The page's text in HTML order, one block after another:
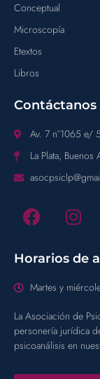
Conceptual
Microscopía
Etextos
Libros
Contáctanos
Av. 7 n°1065 e/
La Plata,
Horarios de
Martes y
La Asociación de
personería jurídica
psicoanálisis en